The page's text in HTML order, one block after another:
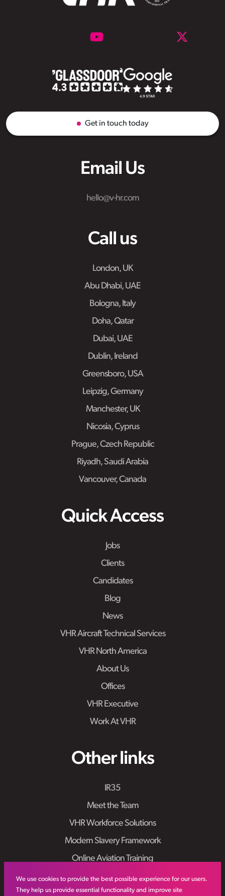
We use cookies to provide the best possible experience for our users.
They help us provide essential functionality and improve site
Email Us
hello@v-hr.com
Call us
London, UK
Abu Dhabi, UAE
Bologna, Italy
Doha, Qatar
Dubai, UAE
Dublin, Ireland
Greensboro, USA
Leipzig, Germany
Manchester, UK
Nicosia, Cyprus
Prague, Czech Republic
Riyadh, Saudi Arabia
Vancouver, Canada
Quick Access
Jobs
Clients
Candidates
Blog
News
VHR Aircraft Technical Services
VHR North America
About Us
Offices
VHR Executive
Work At VHR
Other links
IR35
Meet the Team
VHR Workforce Solutions
Modern Slavery Framework
Online Aviation Training
Case Studies
Sitemap
Get in touch today